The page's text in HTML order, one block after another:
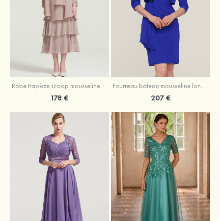
Robe trapèze scoop mousseline longueur mollet robe de mère de la mariée avec appliqué volants veste
178 €
Fourreau bateau mousseline longueur genou robe de mère de la mariée avec appliqué perle plissé veste
207 €